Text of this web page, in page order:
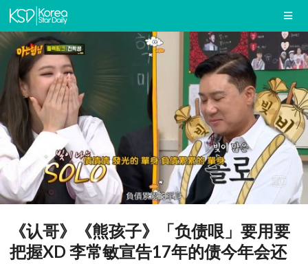
《认哥》《熊孩子》「负债哏」要用要
把握XD 李常敏宣告17年的债今年会还